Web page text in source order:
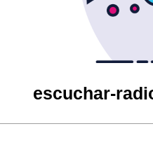
escuchar-